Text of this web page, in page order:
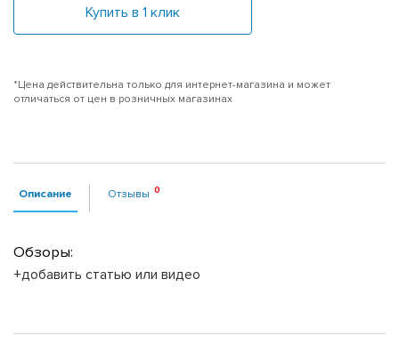
Купить в 1 клик
*Цена действительна только для интернет-магазина и может
отличаться от цен в розничных магазинах
Описание Отзывы
Обзоры:
+добавить статью или видео